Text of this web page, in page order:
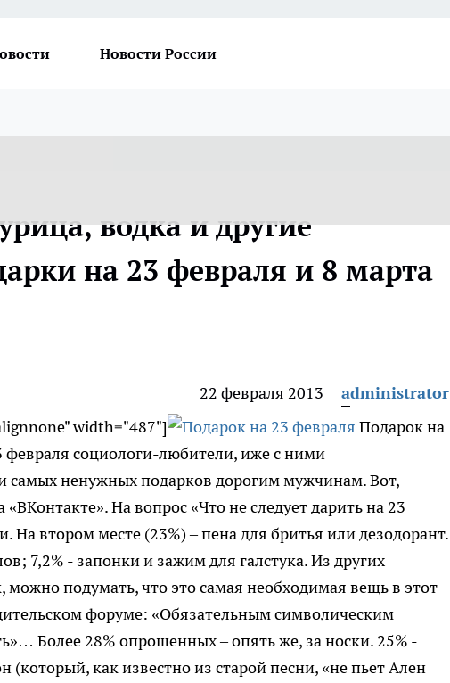
Новости России
водка и другие
на 23 февраля и 8 марта
22 февраля 2013
administrator
width="487"]
Подарок на
социологи-любители, иже с ними
самых ненужных подарков дорогим мужчинам. Вот,
На вопрос «Что не следует дарить на 23
На втором месте (23%) – пена для бритья или дезодорант.
7,2% - запонки и зажим для галстука. Из других
подумать, что это самая необходимая вещь в этот
форуме: «Обязательным символическим
Более 28% опрошенных – опять же, за носки. 25% -
(который, как известно из старой песни, «не пьет Ален